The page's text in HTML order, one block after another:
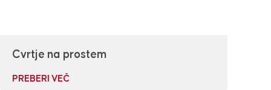
Cvrtje na prostem
PREBERI VEČ